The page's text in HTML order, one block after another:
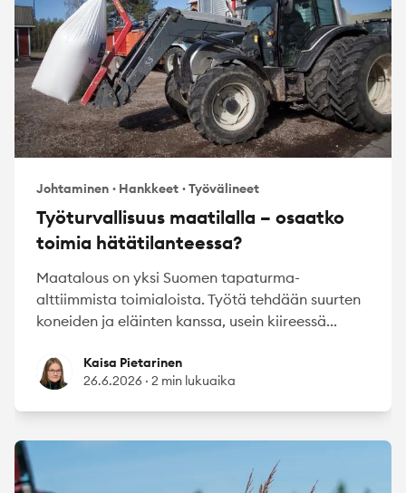
Johtaminen · Hankkeet ·Työvälineet
Työturvallisuus maatilalla – osaatko
toimia hätätilanteessa?
Maatalous on yksi Suomen tapaturma-
alttiimmista toimialoista. Työtä tehdään suurten
koneiden ja eläinten kanssa, usein kiireessä...
Kaisa Pietarinen
Kaisa Pietarinen
26.6.2026 · 2 min lukuaika